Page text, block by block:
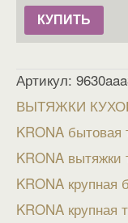
КУПИТЬ
Артикул:
ВЫТЯЖКИ
KRONA бытовая
KRONA вытяжки
KRONA крупная
KRONA крупная